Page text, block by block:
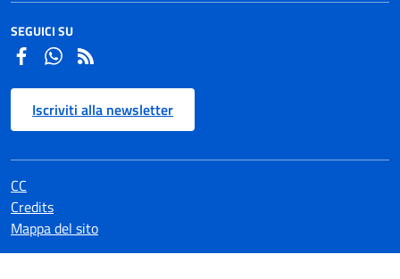
SEGUICI SU
FacebookWhatsapp
Iscriviti alla newsletter
CC
Credits
Mappa del sito